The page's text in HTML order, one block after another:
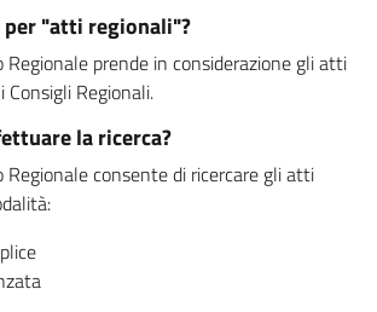
per "atti regionali"?
prende in considerazione gli atti
Regionali.
la ricerca?
Regionale consente di ricercare gli atti